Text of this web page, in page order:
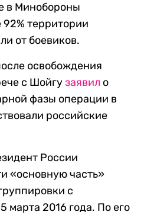
в Минобороны
92% территории
от боевиков.
освобождения
с Шойгузаявил о
фазы операции в
российские
России
«основную часть»
с
марта 2016 года. По его